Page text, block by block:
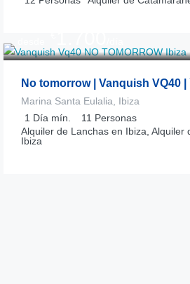
No tomorrow | Vanquish VQ40 |
Marina Santa Eulalia, Ibiza
1 Día mín. 11 Personas
Alquiler de Lanchas en Ibiza, Alquiler
Ibiza